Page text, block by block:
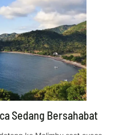
Sedang Bersahabat